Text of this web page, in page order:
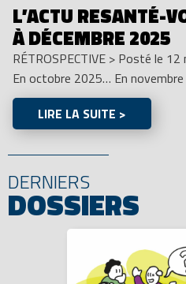
L’ACTU RESANTÉ-
À DÉCEMBRE 2025
RÉTROSPECTIVE > Posté le 12
En octobre 2025… En
LIRE LA SUITE >
DERNIERS
DOSSIERS